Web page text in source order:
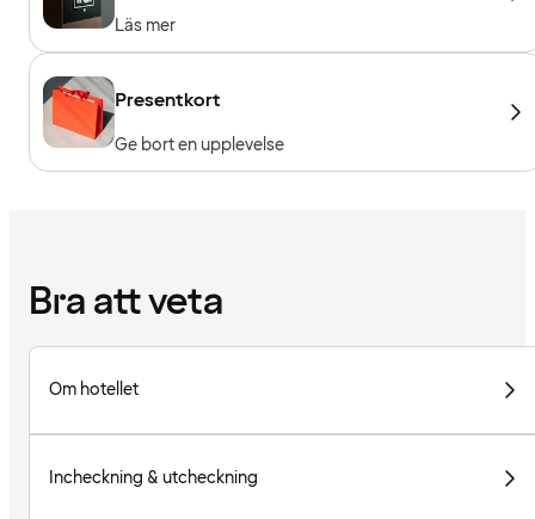
Läs mer
Presentkort
Ge bort en upplevelse
Bra att veta
Om hotellet
Incheckning & utcheckning